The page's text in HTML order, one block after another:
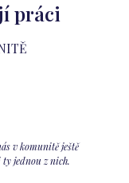
práci
v komunitě ještě
jednou z nich.